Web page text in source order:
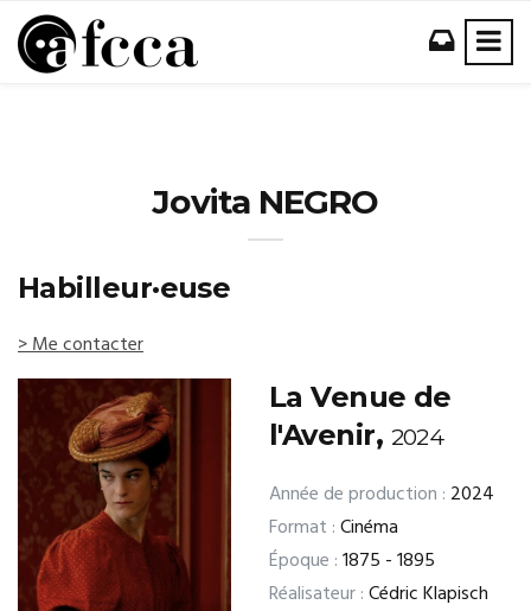
Jovita NEGRO
Habilleur·euse
> Me contacter
La Venue de
l'Avenir, 2024
Année de production : 2024
Format :Cinéma
Époque :1875 - 1895
Réalisateur :Cédric Klapisch